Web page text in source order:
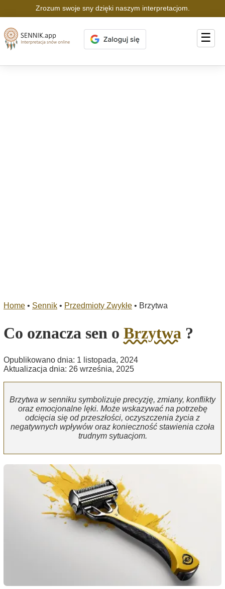
Zrozum swoje sny dzięki naszym interpretacjom.
☰
Home • Sennik • Przedmioty Zwykłe • Brzytwa
Co oznacza sen o Brzytwa ?
Opublikowano dnia: 1 listopada, 2024
Aktualizacja dnia: 26 września, 2025
Brzytwa w senniku symbolizuje precyzję, zmiany, konflikty
oraz emocjonalne lęki. Może wskazywać na potrzebę
odcięcia się od przeszłości, oczyszczenia życia z
negatywnych wpływów oraz konieczność stawienia czoła
trudnym sytuacjom.